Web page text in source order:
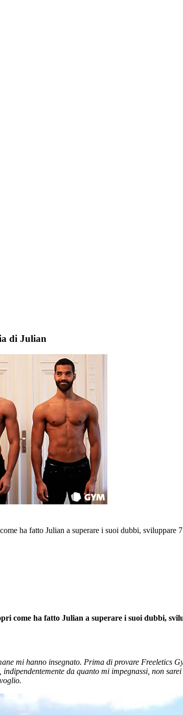
di Julian
ha fatto Julian a superare i suoi dubbi,
come ha fatto Julian a superare i suoi dubbi,
mi hanno insegnato. Prima di provare Freeletics
da quanto mi impegnassi, non